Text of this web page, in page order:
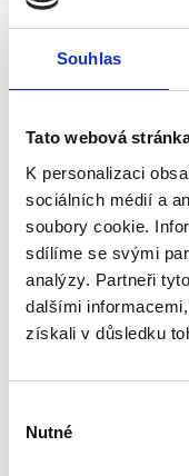
Souhlas
Tato webová
K personalizaci
sociálních médií a
soubory cookie.
sdílíme se svými
analýzy. Partneři
dalšími
získali v důsledku
souhlasu
Nutné
Barva
Průměr
Materiál obruče
Všechny funkce
0 recenzí
Popis
Specifikace
Hodnocení (0)
Vlastnosti produktu